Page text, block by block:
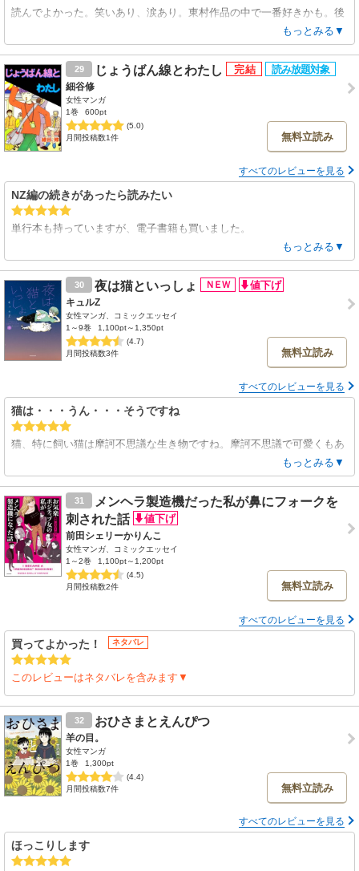
読んでよかった。笑いあり、涙あり。東村作品の中で一番好きかも。後
もっとみる▼
29 じょうばん線とわたし
細谷修
女性マンガ
1巻
600pt
(5.0)
月間投稿数1件
無料立読み
すべてのレビューを見る
NZ編の続きがあったら読みたい
単行本も持っていますが、電子書籍も買いました。
嘘のような、おそらく本当にいた面白い方々の話がたくさん載っていま
す。
繰り返し何度も読める、疲れた時にほっと気が抜ける漫画です。
じょうばん線がおかしな路線ということより、細谷さんがおもしろい人
やネタを引き寄せている気がします。
NZ編が中途半端に終わっているので、どのように日本に戻ってきたかも
含めて続きを読みたいです。
もっとみる▼
30 夜は猫といっしょ
キュルZ
女性マンガ、コミックエッセイ
1～9巻
1,100pt～1,350pt
(4.7)
月間投稿数3件
無料立読み
すべてのレビューを見る
猫は・・・うん・・・そうですね
猫、特に飼い猫は摩訶不思議な生き物ですね。摩訶不思議で可愛くもあ
り、うっとおしい時もあり、理解できない時もあり、理解し合っている
ように思えるときもあり、ずるくて、ふてぶてしい、賢いような・・・
いないと寂しい存在ですが、それがよくあらわれていて面白い作品で
す。
もっとみる▼
31
メンヘラ製造機だった私が鼻にフォークを
刺された話
前田シェリーかりんこ
女性マンガ、コミックエッセイ
1～2巻
1,100pt～1,200pt
(4.5)
月間投稿数2件
無料立読み
すべてのレビューを見る
買ってよかった！ ネタバレ
このレビューはネタバレを含みます▼
32 おひさまとえんぴつ
羊の目。
女性マンガ
1巻
1,300pt
(4.4)
月間投稿数7件
無料立読み
すべてのレビューを見る
ほっこりします